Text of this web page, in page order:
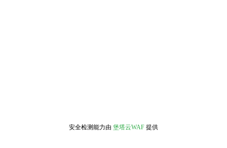
安全检测能力由 堡塔云WAF 提供